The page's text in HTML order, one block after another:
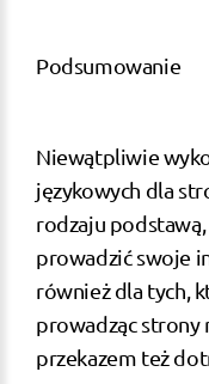
Podsumowanie
Niewątpliwie
językowych dla
rodzaju
prowadzić swoje
również dla tych,
prowadząc strony
przekazem też